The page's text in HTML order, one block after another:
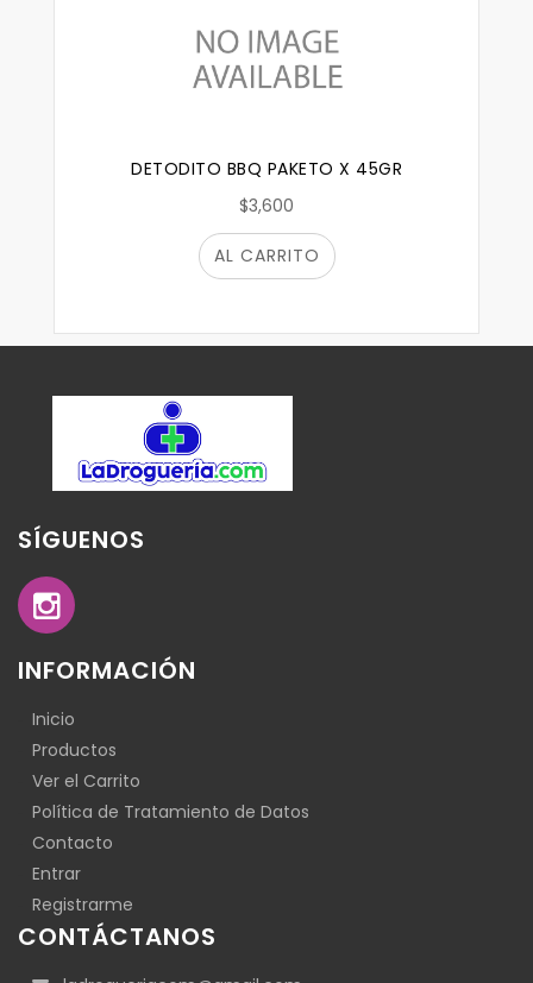
DETODITO BBQ PAKETO X 45GR
$3,600
AL CARRITO
SÍGUENOS
INFORMACIÓN
Inicio
Productos
Ver el Carrito
Política de Tratamiento de Datos
Contacto
Entrar
Registrarme
CONTÁCTANOS